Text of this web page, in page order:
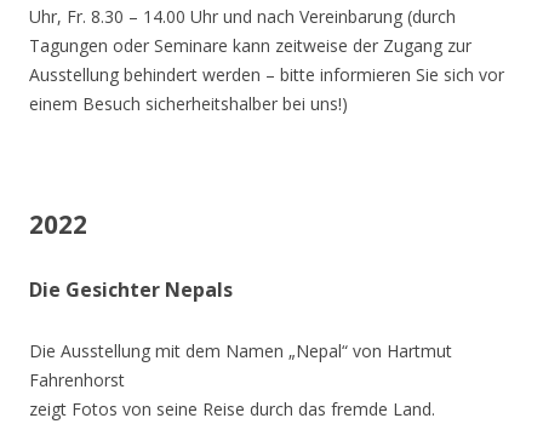
Uhr, Fr. 8.30 – 14.00 Uhr und nach Vereinbarung (durch
Tagungen oder Seminare kann zeitweise der Zugang zur
Ausstellung behindert werden – bitte informieren Sie sich vor
einem Besuch sicherheitshalber bei uns!)
2022
Die Gesichter Nepals
Die Ausstellung mit dem Namen „Nepal“ von Hartmut
Fahrenhorst
zeigt Fotos von seine Reise durch das fremde Land.